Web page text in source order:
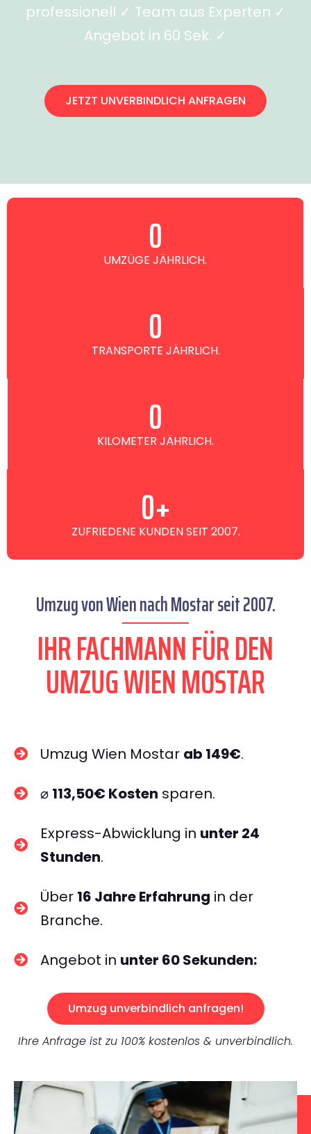
professionell ✓ Team aus Experten ✓
Angebot in 60 Sek. ✓
JETZT UNVERBINDLICH ANFRAGEN
UMZÜGE JÄHRLICH.
0
TRANSPORTE JÄHRLICH.
0
KILOMETER JÄHRLICH.
0
ZUFRIEDENE KUNDEN SEIT 2007.
0+
Umzug von Wien nach Mostar seit 2007.
IHR FACHMANN FÜR DEN
UMZUG WIEN MOSTAR
Umzug Wien Mostar ab 149€.
⌀ 113,50€ Kosten sparen.
Express-Abwicklung in unter 24
Stunden.
Über 16 Jahre Erfahrung in der
Branche.
Angebot in unter 60 Sekunden:
Umzug unverbindlich anfragen!
Ihre Anfrage ist zu 100% kostenlos & unverbindlich.